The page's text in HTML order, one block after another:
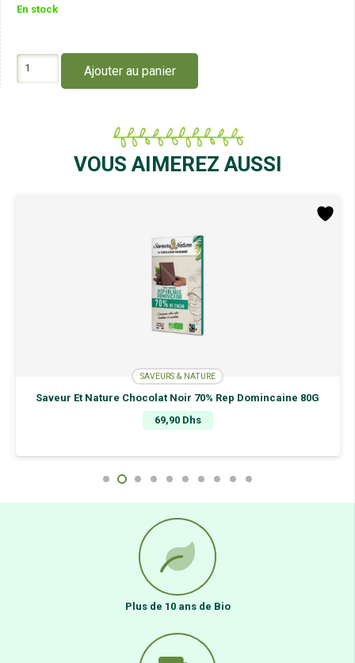
En stock
Ajouter au panier
VOUS AIMEREZ AUSSI
SAVEURS & NATURE
Saveur Et Nature Chocolat Noir 70% Rep Domincaine 80G
69,90 Dhs
Plus de 10 ans de Bio